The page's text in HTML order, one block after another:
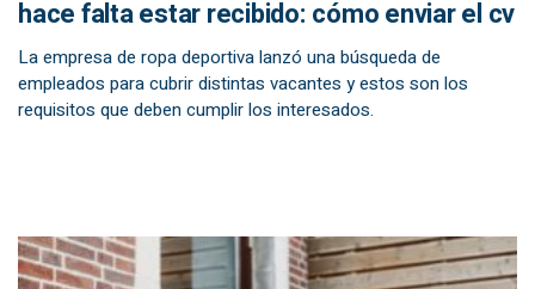
hace falta estar recibido: cómo enviar el cv
La empresa de ropa deportiva lanzó una búsqueda de
empleados para cubrir distintas vacantes y estos son los
requisitos que deben cumplir los interesados.